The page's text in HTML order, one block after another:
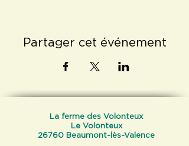
Partager cet événement
La ferme des Volonteux
Le Volonteux
26760 Beaumont-lès-Valence